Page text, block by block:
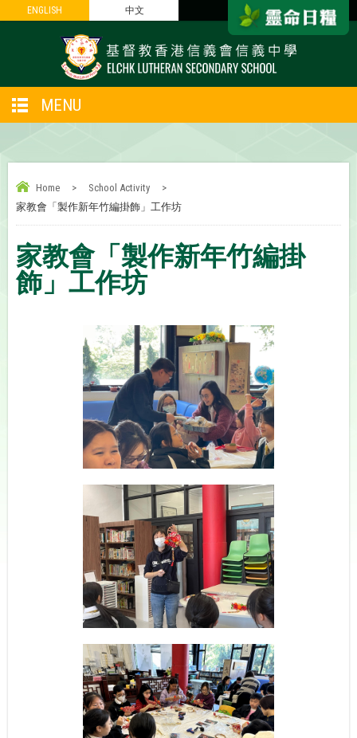
ENGLISH 中文
ENGLISH 中文
MENU
Home > School Activity
>
家教會「製作新年竹編掛飾」工作坊
家教會「製作新年竹編掛
飾」工作坊